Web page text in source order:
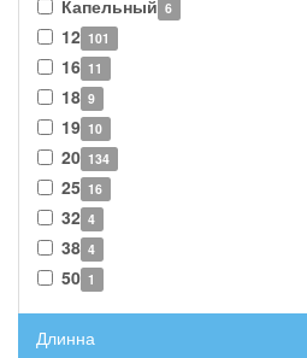
Капельный 6
12 101
16 11
18 9
19 10
20 134
25 16
32 4
38 4
50 1
Длинна